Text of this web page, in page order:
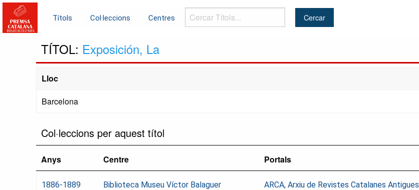
Títols Col·leccions Centres
Cercar
Títols...
TÍTOL: Exposición, La
Lloc
Barcelona
Col·leccions per aquest títol
Anys Centre Portals
1886-1889 Biblioteca Museu Víctor Balaguer ARCA, Arxiu de Revistes Catalanes Antigues